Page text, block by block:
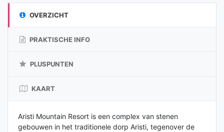
OVERZICHT
PRAKTISCHE INFO
PLUSPUNTEN
KAART
Aristi Mountain Resort is een complex van stenen
gebouwen in het traditionele dorp Aristi, tegenover de